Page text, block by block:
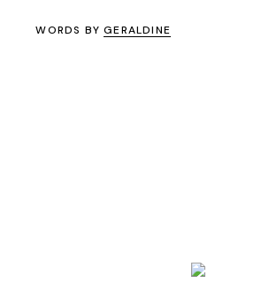
WORDS BYGERALDINE